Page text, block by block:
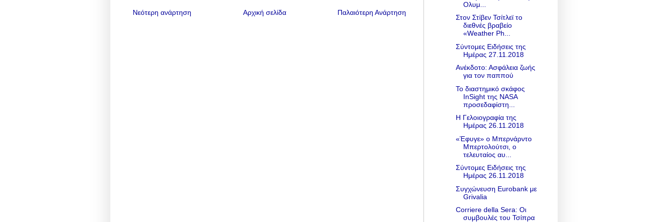
Νεότερη ανάρτηση Παλαιότερη Ανάρτηση
Αρχική σελίδα
Ολυμ...
Στον Στίβεν Τσίτλεϊ το
διεθνές βραβείο
«Weather Ph...
Σύντομες Ειδήσεις της
Ημέρας 27.11.2018
Ανέκδοτο: Ασφάλεια ζωής
για τον παππού
Το διαστημικό σκάφος
InSight της NASA
προσεδαφίστη...
Η Γελοιογραφία της
Ημέρας 26.11.2018
«Έφυγε» ο Μπερνάρντο
Μπερτολούτσι, ο
τελευταίος αυ...
Σύντομες Ειδήσεις της
Ημέρας 26.11.2018
Συγχώνευση Eurobank με
Grivalia
Corriere della Sera: Οι
συμβουλές του Τσίπρα